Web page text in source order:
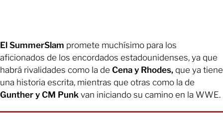
El SummerSlam promete muchísimo para los
aficionados de los encordados estadounidenses, ya que
habrá rivalidades como la de Cena y Rhodes, que ya tiene
una historia escrita, mientras que otras como la de
Gunther y CM Punk van iniciando su camino en la WWE.